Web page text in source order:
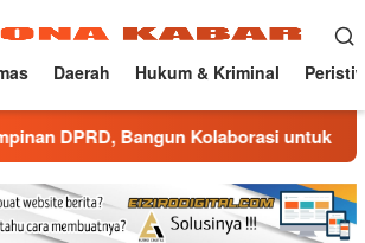
Daerah Hukum & Kriminal
Kolaborasi untuk Majalengka Kondusif